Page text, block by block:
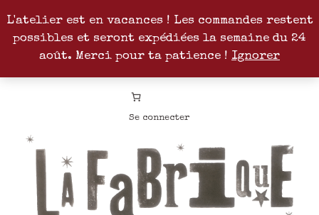
L'atelier est en vacances ! Les commandes restent
possibles et seront expédiées la semaine du 24
août. Merci pour ta patience ! Ignorer
InstagramPinterest Patreon
Se connecter